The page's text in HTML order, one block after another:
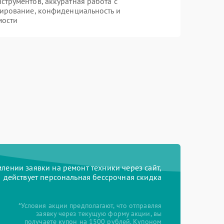
конфиденциальность и
заявки на ремонт техники через сайт,
действует персональная бессрочная скидка
*Условия акции предполагают, что отправляя
заявку через текущую форму акции, вы
получаете купон на 1500 рублей. Купоном